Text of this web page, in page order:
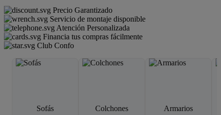
Precio Garantizado
Servicio de montaje disponible
Atención Personalizada
Financia tus compras fácilmente
Club Confo
Sofás Colchones Armarios